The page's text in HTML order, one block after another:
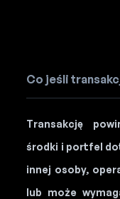
Co jeśli
Transakcję
środki i portfel
innej osoby,
lub może